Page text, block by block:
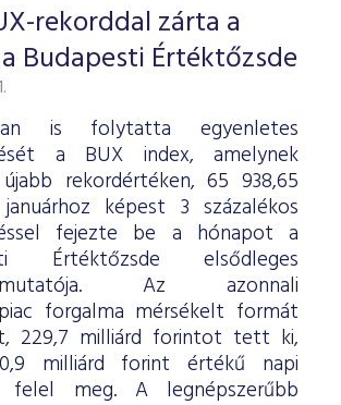
rekorddal zárta a
Budapesti Értéktőzsde
is folytatta egyenletes
a BUX index, amelynek
rekordértéken, 65 938,65
képest 3 százalékos
fejezte be a hónapot a
Értéktőzsde elsődleges
Az azonnali
forgalma mérsékelt formát
229,7 milliárd forintot tett ki,
milliárd forint értékű napi
felel meg. A legnépszerűbb